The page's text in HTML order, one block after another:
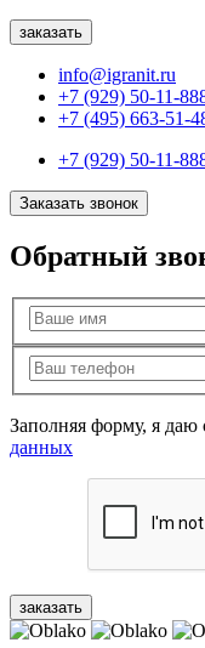
info@igranit.ru
+7 (929) 50-11-
+7 (495) 663-51-
+7 (929) 50-11-
Заказать звонок
Обратный
Заполняя форму, я даю
данных